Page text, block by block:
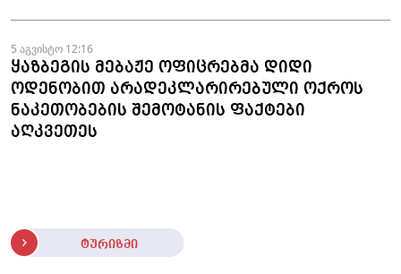
5 აგვისტო 12:16
ყაზბეგის მებაჟე ოფიცრებმა დიდი
ოდენობით არადეკლარირებული ოქროს
ნაკეთობების შემოტანის ფაქტები
აღკვეთეს
ტურიზმი